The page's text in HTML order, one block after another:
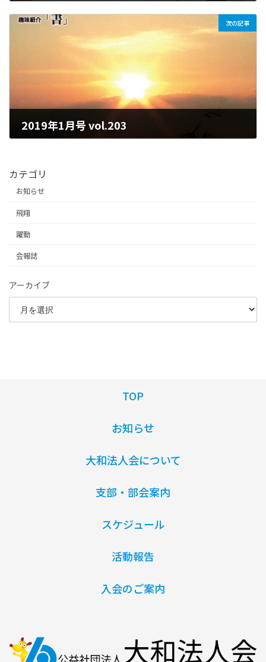
2025年6月25日
次の記事
2019年1月号 vol.203
カテゴリ
お知らせ
飛翔
躍動
会報誌
アーカイブ
TOP
お知らせ
大和法人会について
支部・部会案内
スケジュール
活動報告
入会のご案内